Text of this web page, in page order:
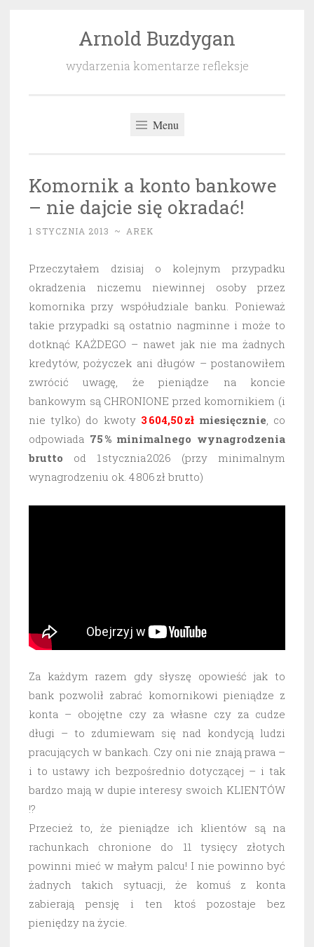
Arnold Buzdygan
wydarzenia komentarze refleksje
Menu
Komornik a konto bankowe
– nie dajcie się okradać!
1 STYCZNIA 2013 ~ AREK
Przeczytałem dzisiaj o kolejnym przypadku
okradzenia niczemu niewinnej osoby przez
komornika przy współudziale banku. Ponieważ
takie przypadki są ostatnio nagminne i może to
dotknąć KAŻDEGO – nawet jak nie ma żadnych
kredytów, pożyczek ani długów – postanowiłem
zwrócić uwagę, że pieniądze na koncie
bankowym są CHRONIONE przed komornikiem (i
nie tylko) do kwoty 3 604,50 złmiesięcznie, co
odpowiada 75 % minimalnego wynagrodzenia
brutto od 1 stycznia 2026 (przy minimalnym
wynagrodzeniu ok. 4 806 zł brutto)
Za każdym razem gdy słyszę opowieść jak to
bank pozwolił zabrać komornikowi pieniądze z
konta – obojętne czy za własne czy za cudze
długi – to zdumiewam się nad kondycją ludzi
pracujących w bankach. Czy oni nie znają prawa –
i to ustawy ich bezpośrednio dotyczącej – i tak
bardzo mają w dupie interesy swoich KLIENTÓW
!?
Przecież to, że pieniądze ich klientów są na
rachunkach chronione do 11 tysięcy złotych
powinni mieć w małym palcu! I nie powinno być
żadnych takich sytuacji, że komuś z konta
zabierają pensję i ten ktoś pozostaje bez
pieniędzy na życie.